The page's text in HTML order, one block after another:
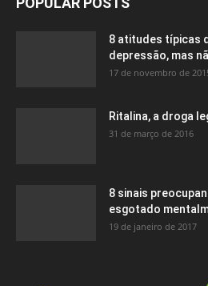
8 atitudes típicas
depressão, mas
17 de novembro de
Ritalina, a droga
31 de março de 2016
8 sinais
esgotado
19 de janeiro de 2017